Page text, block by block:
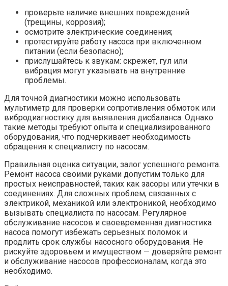
проверьте наличие внешних повреждений
(трещины, коррозия);
осмотрите электрические соединения;
протестируйте работу насоса при включенном
питании (если безопасно);
прислушайтесь к звукам: скрежет, гул или
вибрация могут указывать на внутренние
проблемы.
Для точной диагностики можно использовать
мультиметр для проверки сопротивления обмоток или
вибродиагностику для выявления дисбаланса. Однако
такие методы требуют опыта и специализированного
оборудования, что подчеркивает необходимость
обращения к специалисту по насосам.
Правильная оценка ситуации, залог успешного ремонта.
Ремонт насоса своими руками допустим только для
простых неисправностей, таких как засоры или утечки в
соединениях. Для сложных проблем, связанных с
электрикой, механикой или электроникой, необходимо
вызывать специалиста по насосам. Регулярное
обслуживание насосов и своевременная диагностика
насоса помогут избежать серьезных поломок и
продлить срок службы насосного оборудования. Не
рискуйте здоровьем и имуществом — доверяйте ремонт
и обслуживание насосов профессионалам, когда это
необходимо.